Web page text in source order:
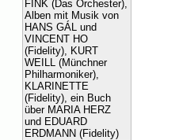
FINK (Das Orchester),
Alben mit Musik von
HANS GÁL und
VINCENT HO
(Fidelity), KURT
WEILL (Münchner
Philharmoniker),
KLARINETTE
(Fidelity), ein Buch
über MARIA HERZ
und EDUARD
ERDMANN (Fidelity)